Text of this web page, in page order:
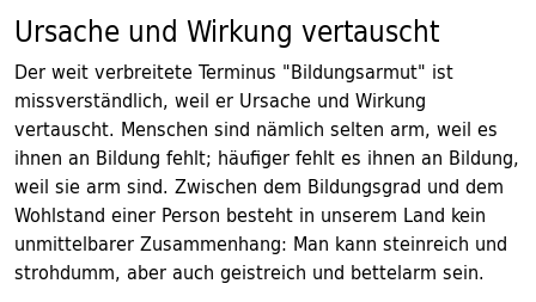
Ursache und Wirkung vertauscht
Der weit verbreitete Terminus "Bildungsarmut" ist
missverständlich, weil er Ursache und Wirkung
vertauscht. Menschen sind nämlich selten arm, weil es
ihnen an Bildung fehlt; häufiger fehlt es ihnen an Bildung,
weil sie arm sind. Zwischen dem Bildungsgrad und dem
Wohlstand einer Person besteht in unserem Land kein
unmittelbarer Zusammenhang: Man kann steinreich und
strohdumm, aber auch geistreich und bettelarm sein.